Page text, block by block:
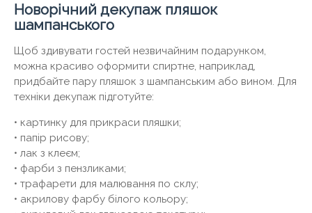
Новорічний декупаж пляшок
шампанського
Щоб здивувати гостей незвичайним подарунком,
можна красиво оформити спиртне, наприклад,
придбайте пару пляшок з шампанським або вином. Для
техніки декупаж підготуйте:
• картинку для прикраси пляшки;
• папір рисову;
• лак з клеєм;
• фарби з пензликами;
• трафарети для малювання по склу;
• акрилову фарбу білого кольору;